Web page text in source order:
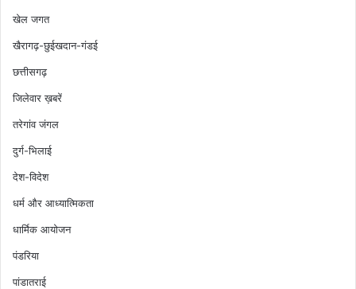
खेल जगत
खैरागढ़-छुईखदान-गंडई
छत्तीसगढ़
जिलेवार ख़बरें
तरेगांव जंगल
दुर्ग-भिलाई
देश-विदेश
धर्म और आध्यात्मिकता
धार्मिक आयोजन
पंडरिया
पांडातराई